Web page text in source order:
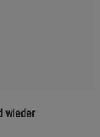
wieder